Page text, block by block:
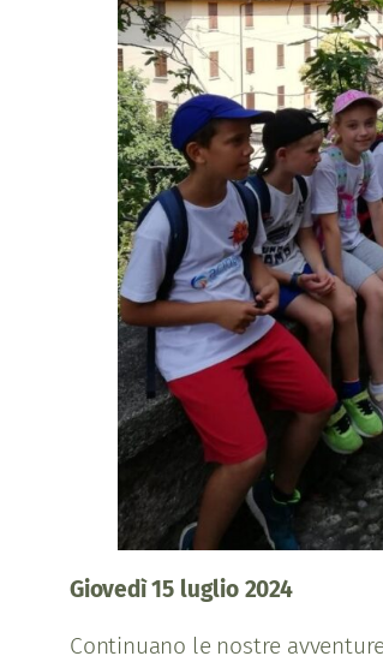
Giovedì 15 luglio 2024
Continuano le nostre